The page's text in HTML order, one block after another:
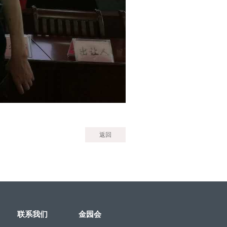
返回
联系我们 金园会